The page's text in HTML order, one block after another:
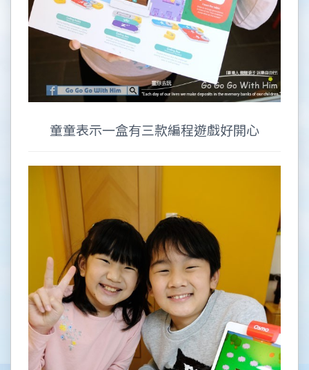
童童表示一盒有三款編程遊戲好開心